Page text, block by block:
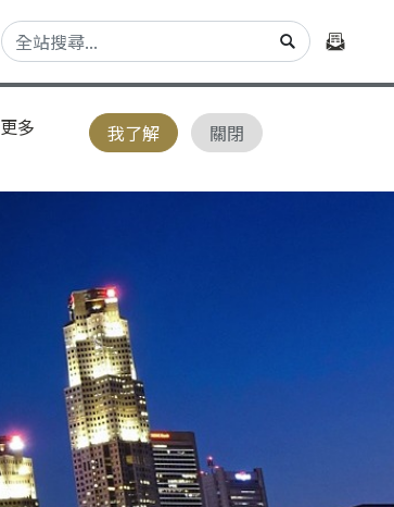
多
我了解 關閉